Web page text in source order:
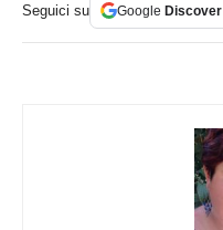
Seguici su Google Discover